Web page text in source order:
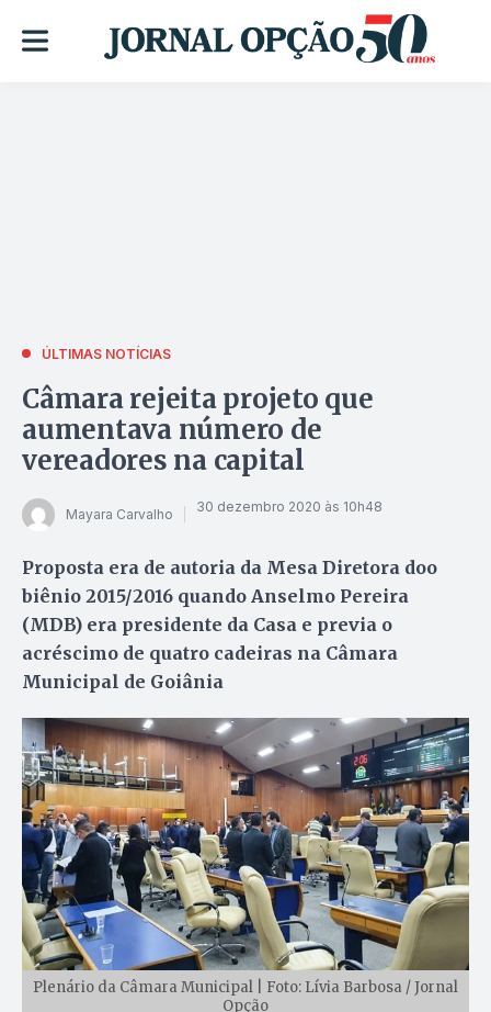
ÚLTIMAS NOTÍCIAS
Câmara rejeita projeto que
aumentava número de
vereadores na capital
Mayara Carvalho 30 dezembro 2020 às 10h48
Proposta era de autoria da Mesa Diretora doo
biênio 2015/2016 quando Anselmo Pereira
(MDB) era presidente da Casa e previa o
acréscimo de quatro cadeiras na Câmara
Municipal de Goiânia
Plenário da Câmara Municipal | Foto: Lívia Barbosa / Jornal
Opção